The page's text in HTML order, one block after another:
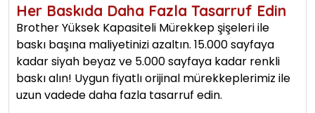
Her Baskıda Daha Fazla Tasarruf Edin
Brother Yüksek Kapasiteli Mürekkep şişeleri ile
baskı başına maliyetinizi azaltın. 15.000 sayfaya
kadar siyah beyaz ve 5.000 sayfaya kadar renkli
baskı alın! Uygun fiyatlı orijinal mürekkeplerimiz ile
uzun vadede daha fazla tasarruf edin.